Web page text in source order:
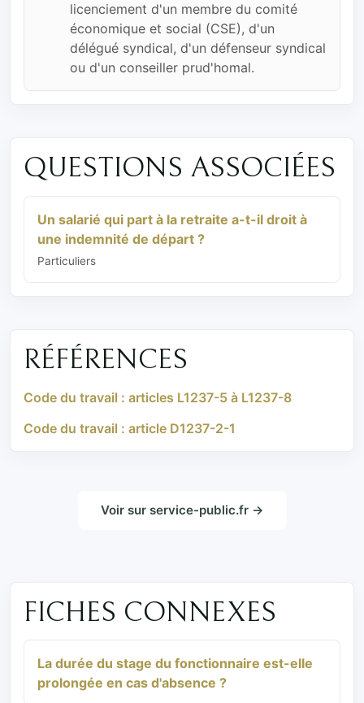
licenciement d'un membre du comité
économique et social (CSE), d'un
délégué syndical, d'un défenseur syndical
ou d'un conseiller prud'homal.
QUESTIONS ASSOCIÉES
Un salarié qui part à la retraite a-t-il droit à
une indemnité de départ ?
Particuliers
RÉFÉRENCES
Code du travail : articles L1237-5 à L1237-8
Code du travail : article D1237-2-1
Voir sur service-public.fr →
FICHES CONNEXES
La durée du stage du fonctionnaire est-elle
prolongée en cas d'absence ?